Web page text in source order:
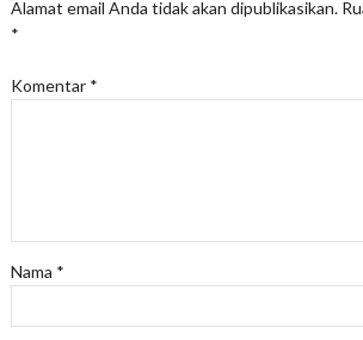
Alamat email Anda tidak akan dipublikasikan.
*
Komentar *
Nama *